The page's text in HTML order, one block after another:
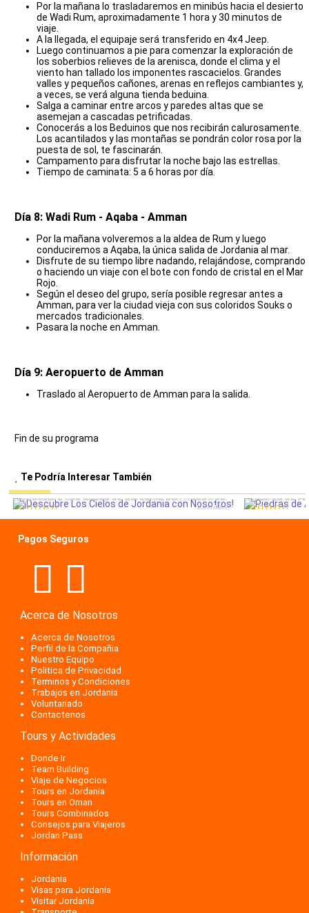
Por la mañana lo trasladaremos en minibús hacia el desierto
de Wadi Rum, aproximadamente 1 hora y 30 minutos de
viaje.
A la llegada, el equipaje será transferido en 4x4 Jeep.
Luego continuamos a pie para comenzar la exploración de
los soberbios relieves de la arenisca, donde el clima y el
viento han tallado los imponentes rascacielos. Grandes
valles y pequeños cañones, arenas en reflejos cambiantes y,
a veces, se verá alguna tienda beduina.
Salga a caminar entre arcos y paredes altas que se
asemejan a cascadas petrificadas.
Conocerás a los Beduinos que nos recibirán calurosamente.
Los acantilados y las montañas se pondrán color rosa por la
puesta de sol, te fascinarán.
Campamento para disfrutar la noche bajo las estrellas.
Tiempo de caminata: 5 a 6 horas por día.
Día 8: Wadi Rum - Aqaba - Amman
Por la mañana volveremos a la aldea de Rum y luego
conduciremos a Aqaba, la única salida de Jordania al mar.
Disfrute de su tiempo libre nadando, relajándose, comprando
o haciendo un viaje con el bote con fondo de cristal en el Mar
Rojo.
Según el deseo del grupo, sería posible regresar antes a
Amman, para ver la ciudad vieja con sus coloridos Souks o
mercados tradicionales.
Pasara la noche en Amman.
Día 9: Aeropuerto de Amman
Traslado al Aeropuerto de Amman para la salida.
Fin de su programa
Te Podría Interesar También
Jordán
¡Descubre Los Cielos de Jordania con Nosotros! Piedras de
Pagos Seguros
Acerca de Nosotros
Acerca de Nosotros
Perfil de la Compañia
Nuestro Equipo
Politica de Privacidad
Terminos y Condiciones
Trabajos en Jordania
Voluntariado
Contactenos
Tours y Actividades
Donde Ir
Team Building
Viaje de Negocios
Tours en Jordania
Tours en Oman
Tours Combinados
Consejos para Viajeros
Jordan Pass
Información
Jordania
Visas para Jordania
Visitar Jordania